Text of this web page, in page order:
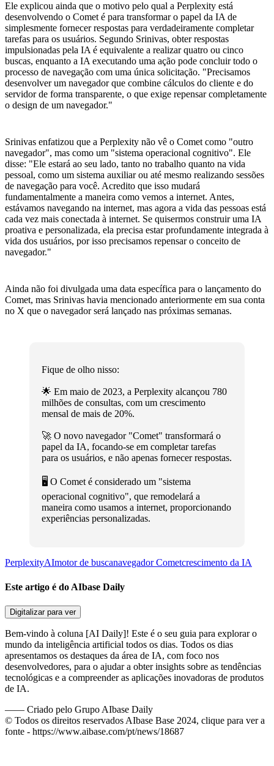
Ele explicou ainda que o motivo pelo qual a Perplexity está
desenvolvendo o Comet é para transformar o papel da IA de
simplesmente fornecer respostas para verdadeiramente completar
tarefas para os usuários. Segundo Srinivas, obter respostas
impulsionadas pela IA é equivalente a realizar quatro ou cinco
buscas, enquanto a IA executando uma ação pode concluir todo o
processo de navegação com uma única solicitação. "Precisamos
desenvolver um navegador que combine cálculos do cliente e do
servidor de forma transparente, o que exige repensar completamente
o design de um navegador."
Srinivas enfatizou que a Perplexity não vê o Comet como "outro
navegador", mas como um "sistema operacional cognitivo". Ele
disse: "Ele estará ao seu lado, tanto no trabalho quanto na vida
pessoal, como um sistema auxiliar ou até mesmo realizando sessões
de navegação para você. Acredito que isso mudará
fundamentalmente a maneira como vemos a internet. Antes,
estávamos navegando na internet, mas agora a vida das pessoas está
cada vez mais conectada à internet. Se quisermos construir uma IA
proativa e personalizada, ela precisa estar profundamente integrada à
vida dos usuários, por isso precisamos repensar o conceito de
navegador."
Ainda não foi divulgada uma data específica para o lançamento do
Comet, mas Srinivas havia mencionado anteriormente em sua conta
no X que o navegador será lançado nas próximas semanas.
Fique de olho nisso:
🌟 Em maio de 2023, a Perplexity alcançou 780
milhões de consultas, com um crescimento
mensal de mais de 20%.
🚀 O novo navegador "Comet" transformará o
papel da IA, focando-se em completar tarefas
para os usuários, e não apenas fornecer respostas.
🖥️ O Comet é considerado um "sistema
operacional cognitivo", que remodelará a
maneira como usamos a internet, proporcionando
experiências personalizadas.
PerplexityAImotor de buscanavegador Cometcrescimento da IA
Este artigo é do AIbase Daily
Digitalizar para ver
Bem-vindo à coluna [AI Daily]! Este é o seu guia para explorar o
mundo da inteligência artificial todos os dias. Todos os dias
apresentamos os destaques da área de IA, com foco nos
desenvolvedores, para o ajudar a obter insights sobre as tendências
tecnológicas e a compreender as aplicações inovadoras de produtos
de IA.
—— Criado pelo Grupo AIbase Daily
© Todos os direitos reservados AIbase Base 2024, clique para ver a
fonte - https://www.aibase.com/pt/news/18687